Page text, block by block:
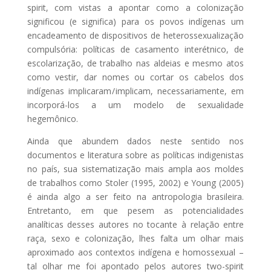
spirit, com vistas a apontar como a colonização
significou (e significa) para os povos indígenas um
encadeamento de dispositivos de heterossexualização
compulsória: políticas de casamento interétnico, de
escolarização, de trabalho nas aldeias e mesmo atos
como vestir, dar nomes ou cortar os cabelos dos
indígenas implicaram / implicam, necessariamente, em
incorporá-los a um modelo de sexualidade
hegemônico.
Ainda que abundem dados neste sentido nos
documentos e literatura sobre as políticas indigenistas
no país, sua sistematização mais ampla aos moldes
de trabalhos como Stoler (1995, 2002) e Young (2005)
é ainda algo a ser feito na antropologia brasileira.
Entretanto, em que pesem as potencialidades
analíticas desses autores no tocante à relação entre
raça, sexo e colonização, lhes falta um olhar mais
aproximado aos contextos indígena e homossexual –
tal olhar me foi apontado pelos autores two-spirit